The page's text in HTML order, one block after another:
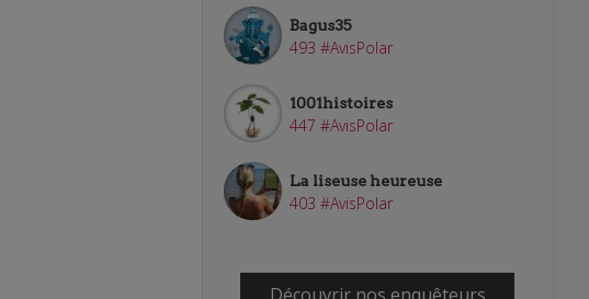
Bagus35
493 #AvisPolar
1001histoires
447 #AvisPolar
La liseuse heureuse
403 #AvisPolar